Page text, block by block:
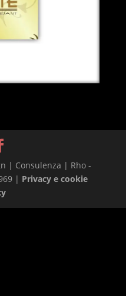
| Consulenza | Rho -
| Privacy e cookie